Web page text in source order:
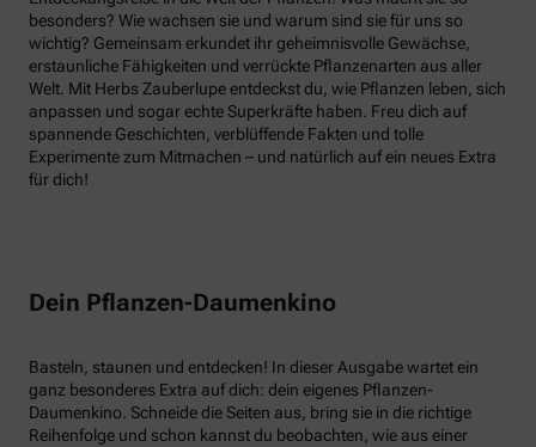
besonders? Wie wachsen sie und warum sind sie für uns so
wichtig? Gemeinsam erkundet ihr geheimnisvolle Gewächse,
erstaunliche Fähigkeiten und verrückte Pflanzenarten aus aller
Welt. Mit Herbs Zauberlupe entdeckst du, wie Pflanzen leben, sich
anpassen und sogar echte Superkräfte haben. Freu dich auf
spannende Geschichten, verblüffende Fakten und tolle
Experimente zum Mitmachen – und natürlich auf ein neues Extra
für dich!
Dein Pflanzen-Daumenkino
Basteln, staunen und entdecken! In dieser Ausgabe wartet ein
ganz besonderes Extra auf dich: dein eigenes Pflanzen-
Daumenkino. Schneide die Seiten aus, bring sie in die richtige
Reihenfolge und schon kannst du beobachten, wie aus einer